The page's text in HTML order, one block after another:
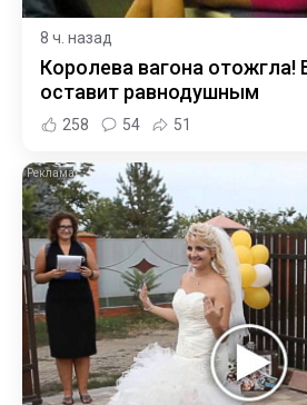
8 ч. назад
Королева вагона отожгла!
оставит равнодушным
258 54 51